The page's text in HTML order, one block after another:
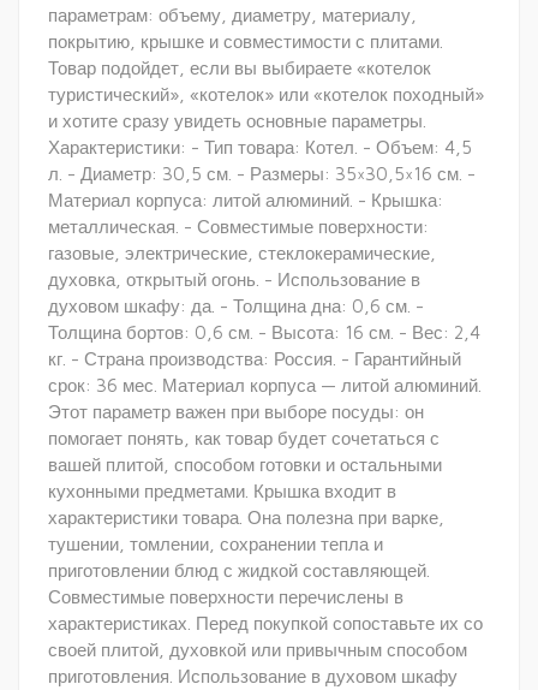
параметрам: объему, диаметру, материалу,
покрытию, крышке и совместимости с плитами.
Товар подойдет, если вы выбираете «котелок
туристический», «котелок» или «котелок походный»
и хотите сразу увидеть основные параметры.
Характеристики: - Тип товара: Котел. - Объем: 4,5
л. - Диаметр: 30,5 см. - Размеры: 35×30,5×16 см. -
Материал корпуса: литой алюминий. - Крышка:
металлическая. - Совместимые поверхности:
газовые, электрические, стеклокерамические,
духовка, открытый огонь. - Использование в
духовом шкафу: да. - Толщина дна: 0,6 см. -
Толщина бортов: 0,6 см. - Высота: 16 см. - Вес: 2,4
кг. - Страна производства: Россия. - Гарантийный
срок: 36 мес. Материал корпуса — литой алюминий.
Этот параметр важен при выборе посуды: он
помогает понять, как товар будет сочетаться с
вашей плитой, способом готовки и остальными
кухонными предметами. Крышка входит в
характеристики товара. Она полезна при варке,
тушении, томлении, сохранении тепла и
приготовлении блюд с жидкой составляющей.
Совместимые поверхности перечислены в
характеристиках. Перед покупкой сопоставьте их со
своей плитой, духовкой или привычным способом
приготовления. Использование в духовом шкафу